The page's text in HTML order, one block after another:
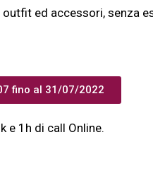
ed accessori, senza
fino al 31/07/2022
e 1h di call Online.